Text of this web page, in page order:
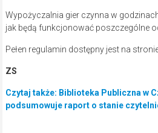
Wypożyczalnia gier czynna w
jak będą funkcjonować poszczególne
Pełen regulamin dostępny jest na
ZS
Czytaj także: Biblioteka Publiczna w
podsumowuje raport o stanie